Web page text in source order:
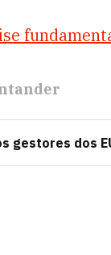
gestores dos